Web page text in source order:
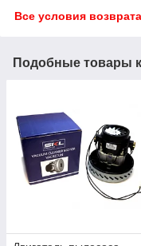
Все условия возврата
Подобные товары